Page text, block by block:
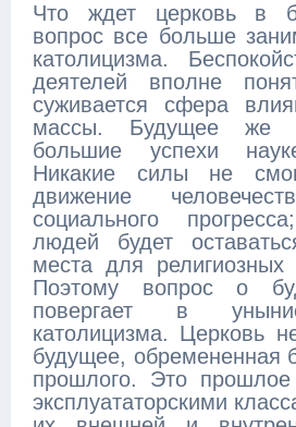
Что ждет церковь в
вопрос все больше
католицизма.
деятелей вполне
суживается сфера
массы. Будущее же
большие успехи
Никакие силы не
движение
социального
людей будет
места для религиозных
Поэтому вопрос о
повергает в
католицизма. Церковь
будущее, обремененная
прошлого. Это
эксплуататорскими